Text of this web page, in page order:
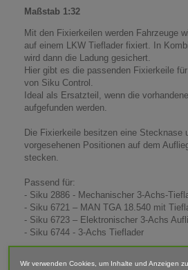
Maßstab 1:32
Mit den Fixierkeilen werden Fahrzeuge
auf einem LKW Tieflader fixiert. In
wird dann die Ladung gesichert.
Hier gibt es die passenden Fixierkeile
von Siku Control.
Ideal als Ersatzteil, wenn die
aufgefunden werden.
Die Fixierkeile besitzen eine Stecknase
vorgesehenen Positionen auf dem
stecken.
Passend für:
- Siku 2886 - Mechanischer 3-Achs-
- Siku 6721 – MAN TGA 18.540 mit
- Siku 6723 – Elektronischer 3-Achs
- Siku 6744 - 3-Achs Tieflader
Wir verwenden Cookies, um Inhalte und Anzeigen